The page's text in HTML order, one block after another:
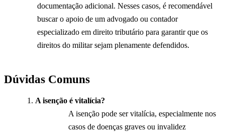
documentação adicional. Nesses casos, é recomendável
buscar o apoio de um advogado ou contador
especializado em direito tributário para garantir que os
direitos do militar sejam plenamente defendidos.
Dúvidas Comuns
A isenção é vitalícia?
A isenção pode ser vitalícia, especialmente nos
casos de doenças graves ou invalidez